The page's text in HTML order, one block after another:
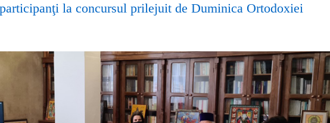
la concursul prilejuit de Duminica Ortodoxiei